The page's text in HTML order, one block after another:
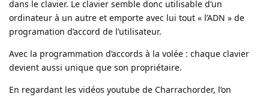
dans le clavier. Le clavier semble donc utilisable d’un
ordinateur à un autre et emporte avec lui tout « l’ADN » de
programation d’accord de l’utilisateur.
Avec la programmation d’accords à la volée : chaque clavier
devient aussi unique que son propriétaire.
En regardant les vidéos youtube de Charrachorder, l’on